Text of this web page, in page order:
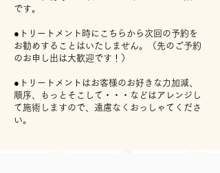
です。
​●トリートメント時にこちらから次回の予約を
お勧めすることはいたしません。（先のご予約
のお申し出は大歓迎です！）
●トリートメントはお客様のお好きな力加減、
順序、もっとそこして・・・などはアレンジし
て施術しますので、遠慮なくおっしゃてくださ
い。